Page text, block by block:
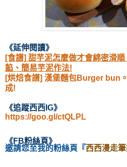
《延伸閱讀》
[食譜] 甜芋泥怎麼做才會綿密滑
餡、簡易芋泥作法!
[烘焙食譜] 漢堡麵包Burger bun
成!
《追蹤西西IG》
https://goo.gl/ctQLPL
《FB粉絲頁》
邀請您至我的粉絲頁
『西西漫走